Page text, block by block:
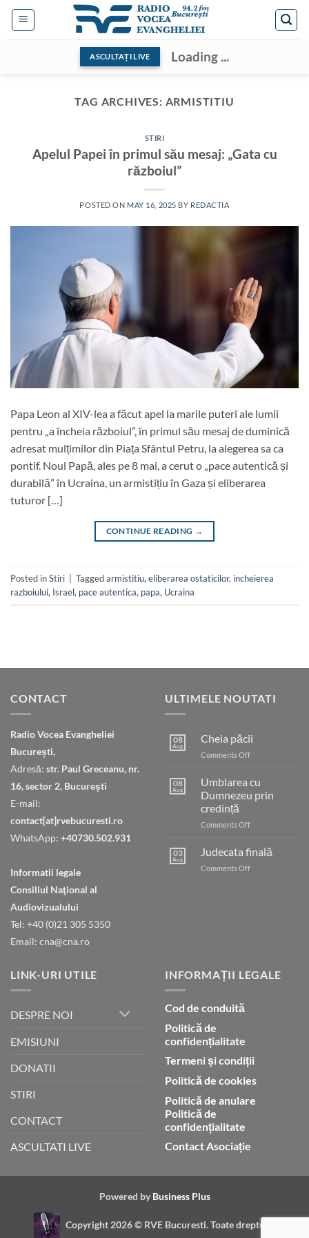
Skip
ASCULTAȚI LIVE Loading ...
TAG ARCHIVES: ARMISTITIU
STIRI
Apelul Papei în primul său mesaj: „Gata cu
războiul”
POSTED ON MAY 16, 2025 BY REDACTIA
Papa Leon al XIV-lea a făcut apel la marile puteri ale lumii
pentru „a încheia războiul”, în primul său mesaj de duminică
adresat mulțimilor din Piața Sfântul Petru, la alegerea sa ca
pontif. Noul Papă, ales pe 8 mai, a cerut o „pace autentică și
durabilă” în Ucraina, un armistițiu în Gaza și eliberarea
tuturor […]
CONTINUE READING →
Posted inStiri Taggedarmistitiu, eliberarea ostaticilor, incheierea
razboiului, Israel, pace autentica, papa, Ucraina
CONTACT
Radio Vocea Evangheliei
București,
Adresă: str. Paul Greceanu, nr.
16, sector 2, București
E-mail:
contact[at]rvebucuresti.ro
WhatsApp: +40730.502.931
Informatii legale
Consiliul Naţional al
Audiovizualului
Tel: +40 (0)21 305 5350
Email: cna@cna.ro
ULTIMELE NOUTATI
08
Aug
Cheia păcii
Comments Offon
08
Aug
Umblarea cu
Dumnezeu prin
credință
Comments Offon
cu
Dumnezeu
prin
03
Aug
Judecata finală
Comments Offon
LINK-URI UTILE
DESPRE NOI
EMISIUNI
DONATII
STIRI
CONTACT
ASCULTATI LIVE
INFORMAȚII LEGALE
Cod de conduită
Politică de
confidențialitate
Termeni și condiții
Politică de cookies
Politică de anulare
Politică de
confidențialitate
Contact Asociație
Powered by Business Plus
Copyright 2026 © RVE Bucuresti. Toate drepturile